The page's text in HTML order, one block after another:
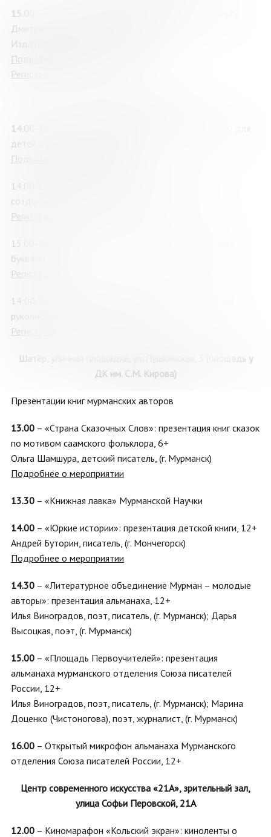
15.00
Дмитрия Ермолаева (г. Мурманск), 12+
Издательство «Паулсен» (г. Москва)
Подробнее о мероприятии
Регистрация
14.00-16.00
детей от мурманских библиотек
Подробнее о мероприятии
14.00-15.00 «Звериная история»: мастер-класс по
созданию веселого рассказа, 7+
Регистрация
15.00-16.00 «Веселый английский алфавит»: играем с
буквами, 6+
Регистрация
14:00-16.00 «Мои места родные»: выставка детских
рукописных книг из фонда музея, 6+
Регистрация
Шатёр, уличная площадка, ул. Пушкинская, 3 (площадь у
ДК им. С.М. Кирова)
Презентации книг мурманских авторов
13.00 – «Страна Сказочных Слов»: презентация книг сказок
по мотивом саамского фольклора, 6+
Ольга Шамшура, детский писатель, (г. Мурманск)
Подробнее о мероприятии
13.30 – «Книжная лавка» Мурманской Научки
14.00 – «Юркие истории»: презентация детской книги, 12+
Андрей Буторин, писатель, (г. Мончегорск)
Подробнее о мероприятии
14.30 – «Литературное объединение Мурман – молодые
авторы»: презентация альманаха, 12+
Илья Виноградов, поэт, писатель, (г. Мурманск); Дарья
Высоцкая, поэт, (г. Мурманск)
15.00 – «Площадь Первоучителей»: презентация
альманаха мурманского отделения Союза писателей
России, 12+
Илья Виноградов, поэт, писатель, (г. Мурманск); Марина
Доценко (Чистоногова), поэт, журналист, (г. Мурманск)
16.00 – Открытый микрофон альманаха Мурманского
отделения Союза писателей России, 12+
Центр современного искусства «21А», зрительный зал,
улица Софьи Перовской, 21А
12.00 – Киномарафон «Кольский экран»: киноленты о